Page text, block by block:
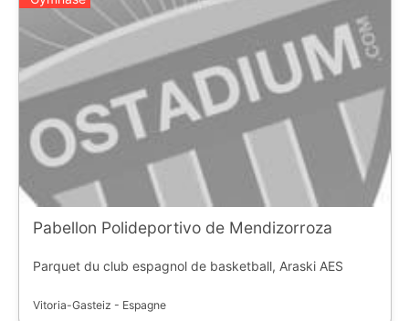
Pabellon Polideportivo de Mendizorroza
Parquet du club espagnol de basketball, Araski AES
Vitoria-Gasteiz - Espagne